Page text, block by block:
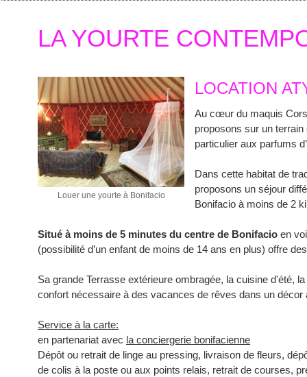
LA YOURTE
Louer une yourte à Bonifacio
LOCATION
Au cœur du maquis
proposons sur un
particulier aux parfums
Dans cette habitat de
proposons un séjour
Bonifacio à moins de 2
Situé à moins de 5 minutes du centre de Bonifacio en
(possibilité d’un enfant de moins de 14 ans en plus) offre
Sa grande Terrasse extérieure ombragée, la cuisine d'été,
confort nécessaire à des vacances de rêves dans un décor
Service à la carte:
en partenariat avec la conciergerie bonifacienne
Dépôt ou retrait de linge au pressing, livraison de fleurs,
de colis à la poste ou aux points relais, retrait de courses,